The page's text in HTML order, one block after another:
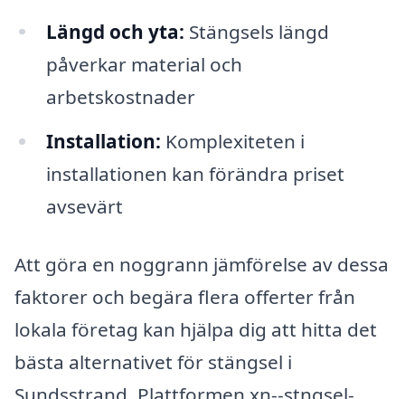
Längd och yta: Stängsels längd
påverkar material och
arbetskostnader
Installation: Komplexiteten i
installationen kan förändra priset
avsevärt
Att göra en noggrann jämförelse av dessa
faktorer och begära flera offerter från
lokala företag kan hjälpa dig att hitta det
bästa alternativet för stängsel i